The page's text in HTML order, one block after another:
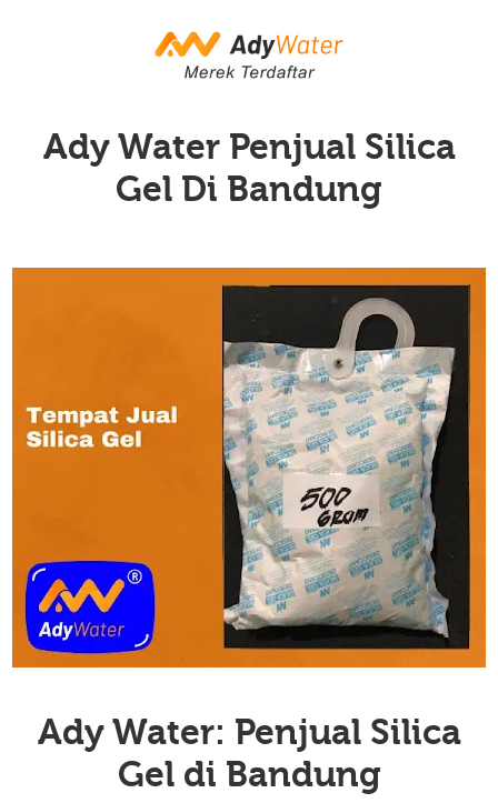
Ady Water Penjual Silica
Gel Di Bandung
Ady Water: Penjual Silica
Gel di Bandung